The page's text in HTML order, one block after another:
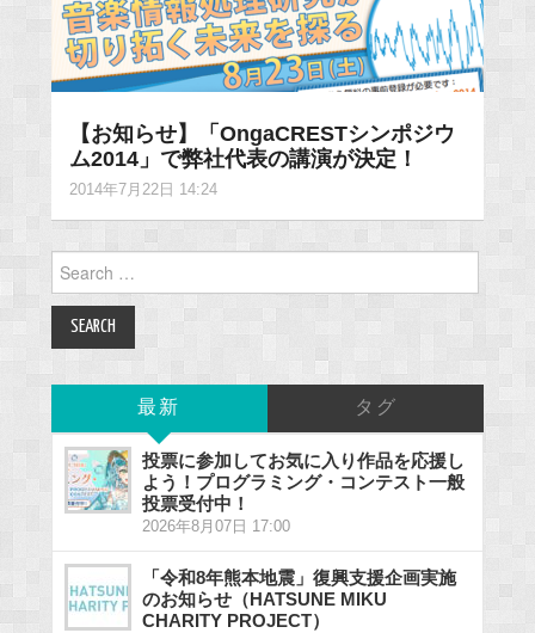
【お知らせ】「OngaCRESTシンポジウ
ム2014」で弊社代表の講演が決定！
2014年7月22日 14:24
Search
for:
最新 タグ
投票に参加してお気に入り作品を応援し
よう！プログラミング・コンテスト一般
投票受付中！
2026年8月07日 17:00
「令和8年熊本地震」復興支援企画実施
のお知らせ（HATSUNE MIKU
CHARITY PROJECT）